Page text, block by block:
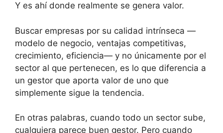
Y es ahí donde realmente se genera valor.
Buscar empresas por su calidad intrínseca —
modelo de negocio, ventajas competitivas,
crecimiento, eficiencia— y no únicamente por el
sector al que pertenecen, es lo que diferencia a
un gestor que aporta valor de uno que
simplemente sigue la tendencia.
En otras palabras, cuando todo un sector sube,
cualquiera parece buen gestor. Pero cuando